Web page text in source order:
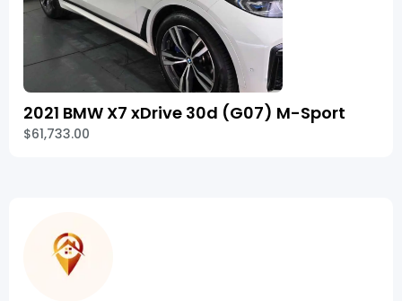
2021 BMW X7 xDrive 30d (G07) M-Sport
$61,733.00